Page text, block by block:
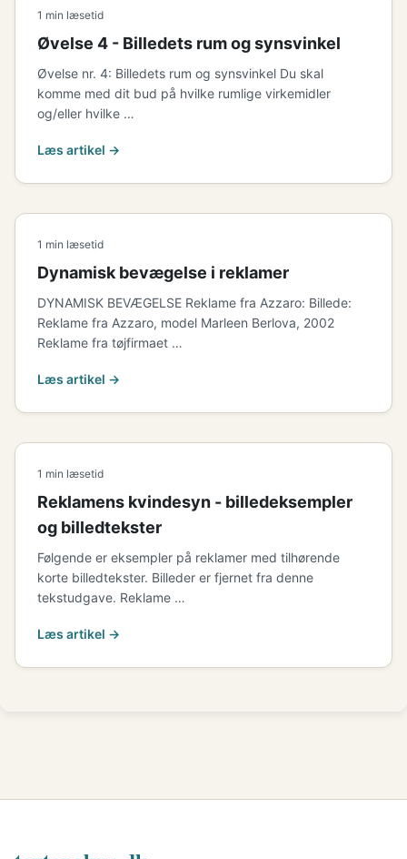
1 min læsetid
Øvelse 4 - Billedets rum og synsvinkel
Øvelse nr. 4: Billedets rum og synsvinkel Du skal
komme med dit bud på hvilke rumlige virkemidler
og/eller hvilke …
Læs artikel →
1 min læsetid
Dynamisk bevægelse i reklamer
DYNAMISK BEVÆGELSE Reklame fra Azzaro: Billede:
Reklame fra Azzaro, model Marleen Berlova, 2002
Reklame fra tøjfirmaet …
Læs artikel →
1 min læsetid
Reklamens kvindesyn - billedeksempler
og billedtekster
Følgende er eksempler på reklamer med tilhørende
korte billedtekster. Billeder er fjernet fra denne
tekstudgave. Reklame …
Læs artikel →